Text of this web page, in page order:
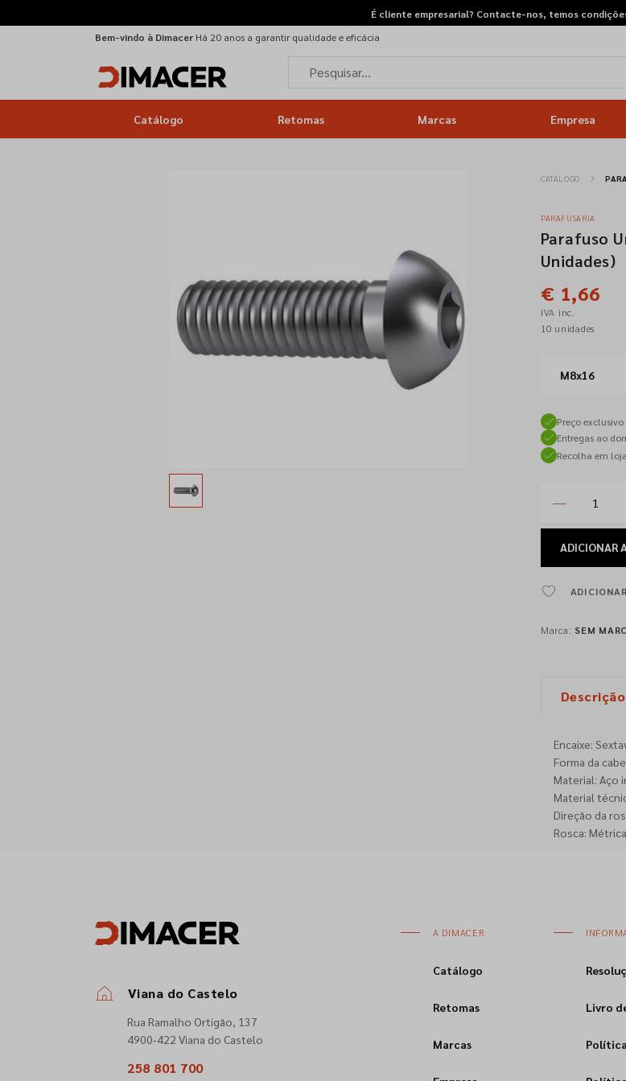
É cliente empresarial? Contacte-nos, temos
Bem-vindo à Dimacer Há 20 anos a garantir qualidade e eficácia
Catálogo Retomas Marcas Empresa
CATÁLOGO
PARAFUSARIA
Parafuso
Unidades)
€ 1,66
IVA inc.
10 unidades
M8x16
Preço
Entregas ao
Recolha em loja
ADICIONAR
Marca: SEM
Descrição
Encaixe:
Forma da
Material: Aço
Material
Direção da
Rosca: Métrica
Viana do Castelo
Rua Ramalho Ortigão, 137
4900-422 Viana do Castelo
258 801 700
A DIMACER
Catálogo
Retomas
Marcas
Livro